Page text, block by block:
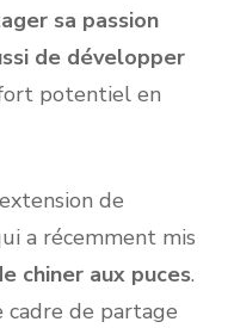
sa passion
de développer
potentiel en
de
a récemment mis
chiner aux puces.
de partage